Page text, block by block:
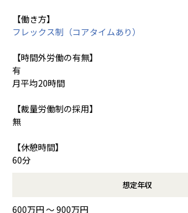
【働き方】
フレックス制（コアタイムあり）
【時間外労働の有無】
有
月平均20時間
【裁量労働制の採用】
無
【休憩時間】
60分
想定年収
600万円 〜 900万円